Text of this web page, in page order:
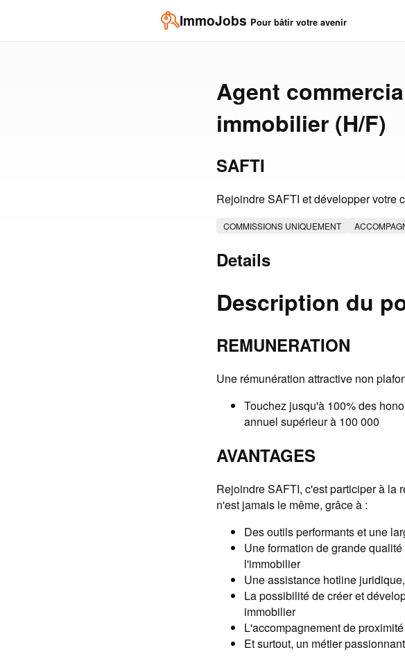
ImmoJobs Pour bâtir votre avenir
Agent
immobilier (H/F)
SAFTI
Rejoindre SAFTI et développer votre
COMMISSIONS UNIQUEMENT
Details
Description du
REMUNERATION
Une rémunération attractive non
Touchez jusqu'à 100% des
annuel supérieur à 100 000
AVANTAGES
Rejoindre SAFTI, c'est participer à la
n'est jamais le même, grâce à :
Des outils performants et une
Une formation de grande
l'immobilier
Une assistance hotline
La possibilité de créer et
immobilier
L'accompagnement de
Et surtout, un métier passionnant